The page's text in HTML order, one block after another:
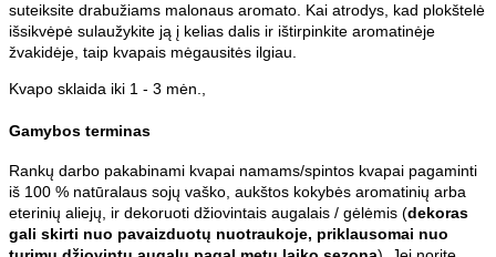
suteiksite drabužiams malonaus aromato. Kai atrodys, kad plokštelė
išsikvėpė sulaužykite ją į kelias dalis ir ištirpinkite aromatinėje
žvakidėje, taip kvapais mėgausitės ilgiau.
Kvapo sklaida iki 1 - 3 mėn.,
Gamybos terminas
Rankų darbo pakabinami kvapai namams/spintos kvapai pagaminti
iš 100 % natūralaus sojų vaško, aukštos kokybės aromatinių arba
eterinių aliejų, ir dekoruoti džiovintais augalais / gėlėmis (dekoras
gali skirti nuo pavaizduotų nuotraukoje, priklausomai nuo